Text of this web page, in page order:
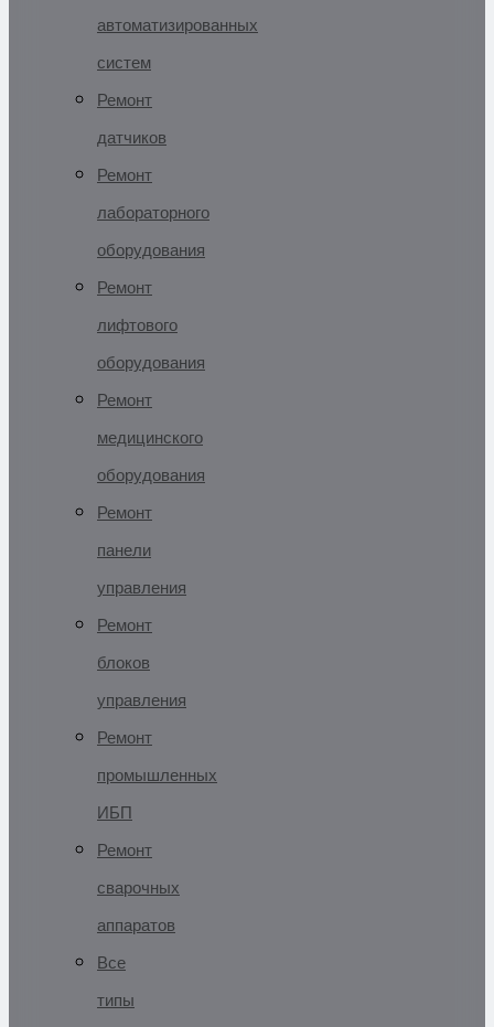
автоматизированных
систем
Ремонт
датчиков
Ремонт
лабораторного
оборудования
Ремонт
лифтового
оборудования
Ремонт
медицинского
оборудования
Ремонт
панели
управления
Ремонт
блоков
управления
Ремонт
промышленных
ИБП
Ремонт
сварочных
аппаратов
Все
типы